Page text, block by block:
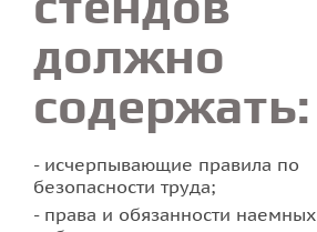
должно
содержать:
исчерпывающие правила по
безопасности труда;
права и обязанности наемных